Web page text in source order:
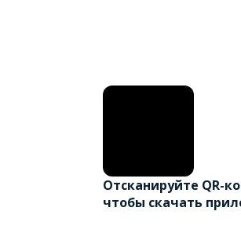
Отсканируйте QR-
чтобы скачать